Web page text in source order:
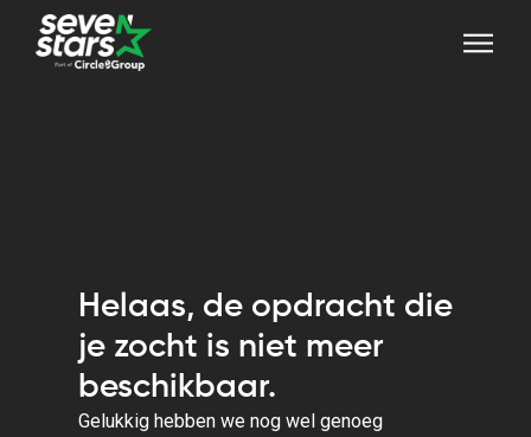
Helaas, de opdracht die
je zocht is niet meer
beschikbaar.
Gelukkig hebben we nog wel genoeg